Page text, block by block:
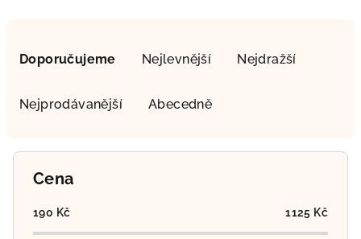
Doporučujeme Nejlevnější Nejdražší
Nejprodávanější Abecedně
Cena
190 Kč 1125 Kč